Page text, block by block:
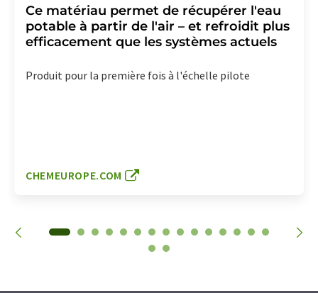
Ce matériau permet de récupérer l'eau
potable à partir de l'air – et refroidit plus
efficacement que les systèmes actuels
Produit pour la première fois à l'échelle pilote
CHEMEUROPE.COM